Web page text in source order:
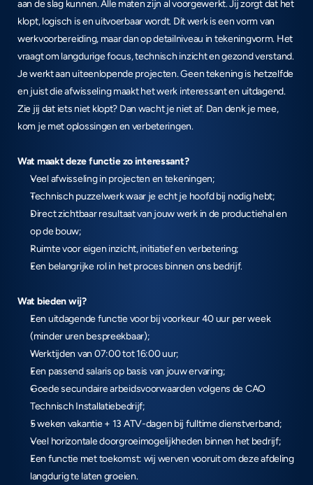
aan de slag kunnen. Alle maten zijn al voorgewerkt. Jij zorgt dat het
klopt, logisch is en uitvoerbaar wordt. Dit werk is een vorm van
werkvoorbereiding, maar dan op detailniveau in tekeningvorm. Het
vraagt om langdurige focus, technisch inzicht en gezond verstand.
Je werkt aan uiteenlopende projecten. Geen tekening is hetzelfde
en juist die afwisseling maakt het werk interessant en uitdagend.
Zie jij dat iets niet klopt? Dan wacht je niet af. Dan denk je mee,
kom je met oplossingen en verbeteringen.
Wat maakt deze functie zo interessant?
Veel afwisseling in projecten en tekeningen;
Technisch puzzelwerk waar je echt je hoofd bij nodig hebt;
Direct zichtbaar resultaat van jouw werk in de productiehal en
op de bouw;
Ruimte voor eigen inzicht, initiatief en verbetering;
Een belangrijke rol in het proces binnen ons bedrijf.
Wat bieden wij?
Een uitdagende functie voor bij voorkeur 40 uur per week
(minder uren bespreekbaar);
Werktijden van 07:00 tot 16:00 uur;
Een passend salaris op basis van jouw ervaring;
Goede secundaire arbeidsvoorwaarden volgens de CAO
Technisch Installatiebedrijf;
5 weken vakantie + 13 ATV-dagen bij fulltime dienstverband;
Veel horizontale doorgroeimogelijkheden binnen het bedrijf;
Een functie met toekomst: wij werven vooruit om deze afdeling
langdurig te laten groeien.